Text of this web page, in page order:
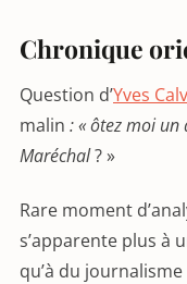
Chronique
Question d’Yves
malin : « ôtez moi
Maréchal? »
Rare moment
s’apparente plus à
qu’à du journalisme